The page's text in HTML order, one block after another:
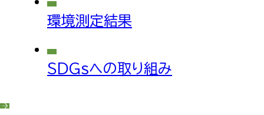
環境測定結果
SDGsへの取り組み